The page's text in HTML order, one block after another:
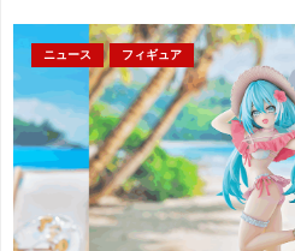
ニュース フィギュア